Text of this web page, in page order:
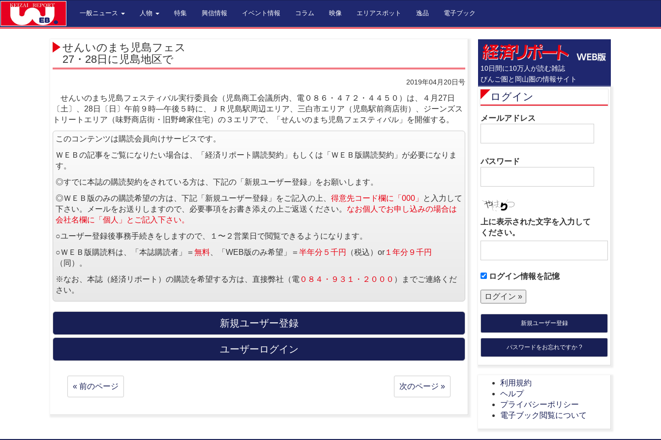
一般ニュース 人物 特集 興信情報 イベント情報 コラム 映像 エリアスポット 逸品 電子ブック
せんいのまち児島フェス
27・28日に児島地区で
2019年04月20日号
せんいのまち児島フェスティバル実行委員会（児島商工会議所内、電０８６・４７２・４４５０）は、４月27日
〔土〕、28日〔日〕午前９時―午後５時に、ＪＲ児島駅周辺エリア、三白市エリア（児島駅前商店街）、ジーンズス
トリートエリア（味野商店街・旧野﨑家住宅）の３エリアで、「せんいのまち児島フェスティバル」を開催する。
このコンテンツは購読会員向けサービスです。
ＷＥＢの記事をご覧になりたい場合は、「経済リポート購読契約」もしくは「ＷＥＢ版購読契約」が必要になりま
す。
◎すでに本誌の購読契約をされている方は、下記の「新規ユーザー登録」をお願いします。
◎ＷＥＢ版のみの購読希望の方は、下記「新規ユーザー登録」をご記入の上、 得意先コード欄に「000」
と入力して
下さい。メールをお送りしますので、必要事項をお書き添えの上ご返送ください。 なお個人でお申し込みの場合は
会社名欄に「個人」とご記入下さい。
○ユーザー登録後事務手続きをしますので、１〜２営業日で閲覧できるようになります。
○ＷＥＢ版購読料は、「本誌購読者」＝ 無料 、「WEB版のみ希望」＝ 半年分５千円 （税込）or １年分９千円
（同）。
※なお、本誌（経済リポート）の購読を希望する方は、直接弊社（電 ０８４・９３１・２０００ ）までご連絡くだ
さい。
新規ユーザー登録
ユーザーログイン
« 前のページ 次のページ »
10日間に10万人が読む雑誌
びんご圏と岡山圏の情報サイト
ログイン
メールアドレス
パスワード
上に表示された文字を入力して
ください。
ログイン情報を記憶
新規ユーザー登録
パスワードをお忘れですか ?
利用規約
ヘルプ
プライバシーポリシー
電子ブック閲覧について